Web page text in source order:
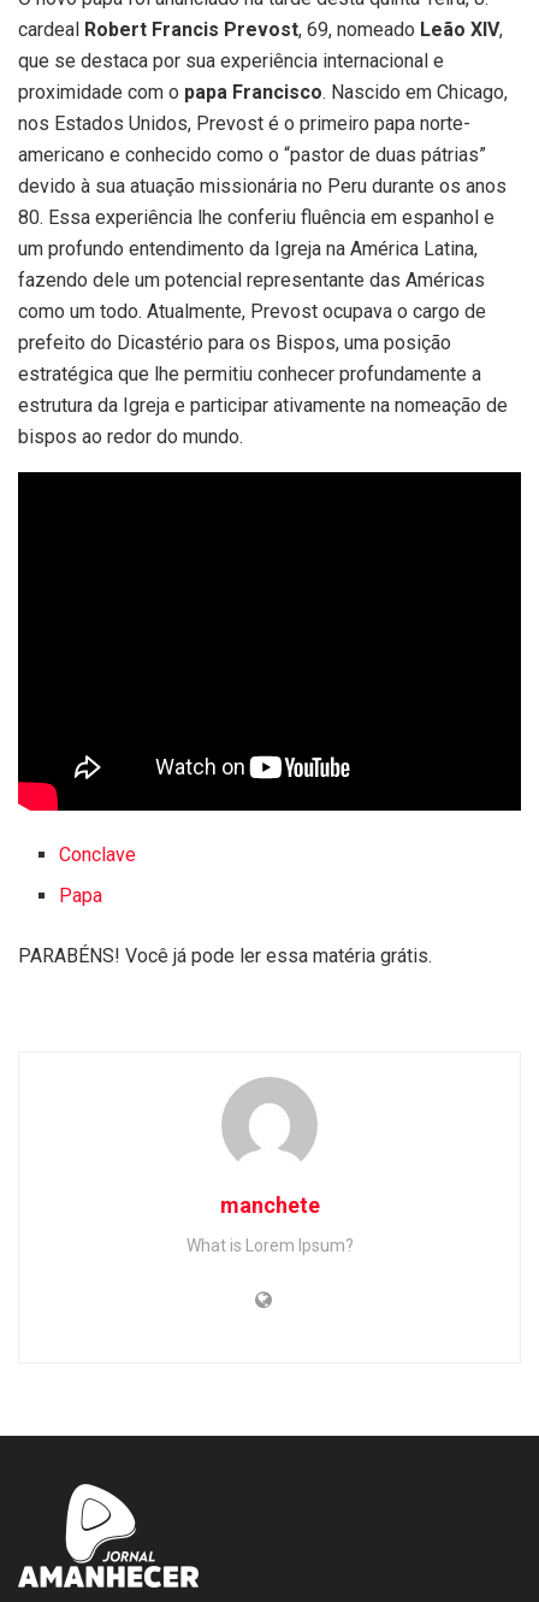
cardeal Robert Francis Prevost, 69, nomeado Leão XIV,
que se destaca por sua experiência internacional e
proximidade com o papa Francisco. Nascido em Chicago,
nos Estados Unidos, Prevost é o primeiro papa norte-
americano e conhecido como o “pastor de duas pátrias”
devido à sua atuação missionária no Peru durante os anos
80. Essa experiência lhe conferiu fluência em espanhol e
um profundo entendimento da Igreja na América Latina,
fazendo dele um potencial representante das Américas
como um todo. Atualmente, Prevost ocupava o cargo de
prefeito do Dicastério para os Bispos, uma posição
estratégica que lhe permitiu conhecer profundamente a
estrutura da Igreja e participar ativamente na nomeação de
bispos ao redor do mundo.
Conclave
Papa
PARABÉNS! Você já pode ler essa matéria grátis.
manchete
What is Lorem Ipsum?